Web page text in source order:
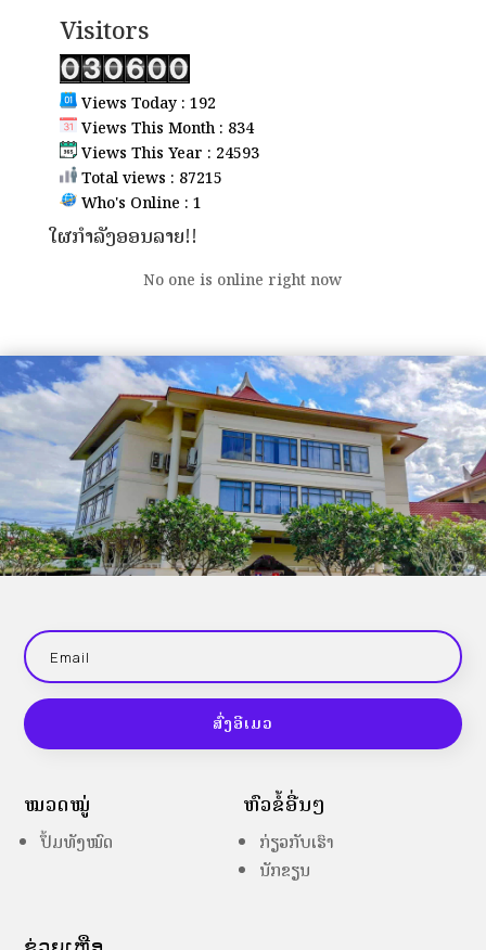
Visitors
Views Today : 192
Views This Month : 834
Views This Year : 24593
Total views : 87215
Who's Online : 1
ໃຜກຳລັງອອນລາຍ!!
No one is online right now
ສົ່ງອີເມວ
ໝວດໝູ່
ປຶ້ມທັງໝົດ
ຫົວຂໍ້ອື່ນໆ
ກ່ຽວກັບເຮົາ
ນັກຂຽນ